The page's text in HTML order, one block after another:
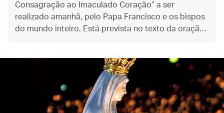
Consagração ao Imaculado Coração” a ser
realizado amanhã, pelo Papa Francisco e os bispos
do mundo inteiro. Está prevista no texto da oração